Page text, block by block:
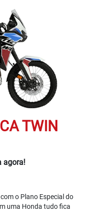
TWIN
agora!
o Plano Especial do
uma Honda tudo fica